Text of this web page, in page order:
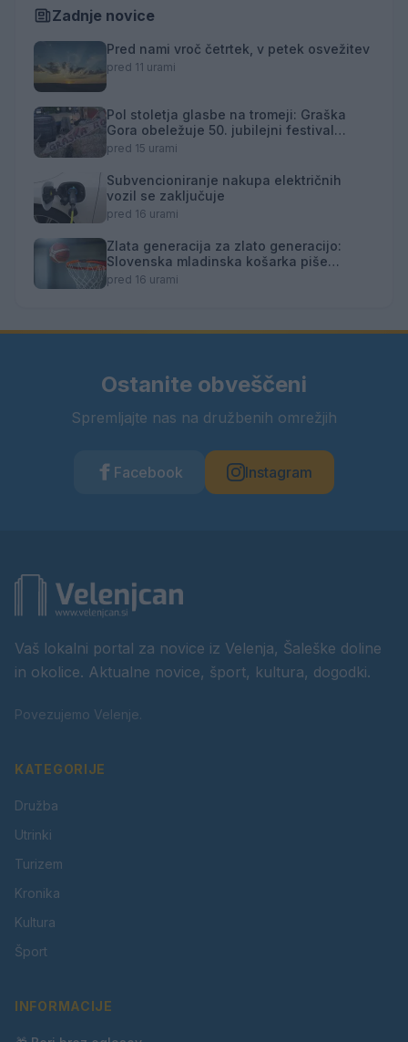
Zadnje novice
Pred nami vroč četrtek, v petek osvežitev
pred 11 urami
Pol stoletja glasbe na tromeji: Graška
Gora obeležuje 50. jubilejni festival
narodno-zabavne glasbe
pred 15 urami
Subvencioniranje nakupa električnih
vozil se zaključuje
pred 16 urami
Zlata generacija za zlato generacijo:
Slovenska mladinska košarka piše
zgodovino
pred 16 urami
Ostanite obveščeni
Spremljajte nas na družbenih omrežjih
Facebook Instagram
Vaš lokalni portal za novice iz Velenja, Šaleške doline
in okolice. Aktualne novice, šport, kultura, dogodki.
Povezujemo Velenje.
KATEGORIJE
Družba
Utrinki
Turizem
Kronika
Kultura
Šport
INFORMACIJE